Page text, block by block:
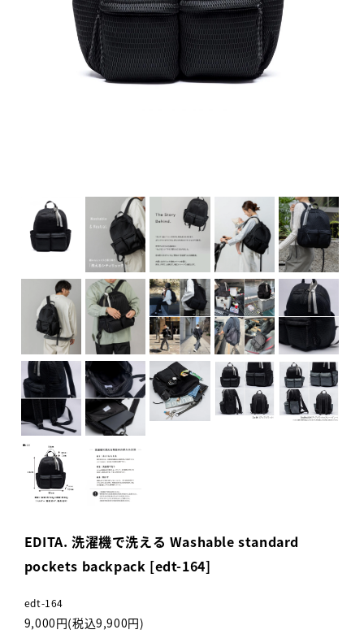
EDITA. 洗濯機で洗える Washable standard
pockets backpack [edt-164]
edt-164
9,000円(税込9,900円)